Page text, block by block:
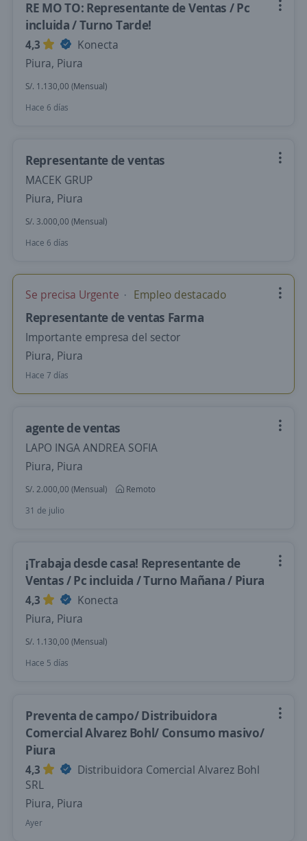
RE MO TO: Representante de Ventas / Pc
incluida / Turno Tarde!
4,3
Konecta
Piura, Piura
S/. 1.130,00 (Mensual)
Hace 6 días
Representante de ventas
MACEK GRUP
Piura, Piura
S/. 3.000,00 (Mensual)
Hace 6 días
Se precisa Urgente Empleo destacado
Representante de ventas Farma
Importante empresa del sector
Piura, Piura
Hace 7 días
agente de ventas
LAPO INGA ANDREA SOFIA
Piura, Piura
S/. 2.000,00 (Mensual)
Remoto
31 de julio
¡Trabaja desde casa! Representante de
Ventas / Pc incluida / Turno Mañana / Piura
4,3
Konecta
Piura, Piura
S/. 1.130,00 (Mensual)
Hace 5 días
Preventa de campo/ Distribuidora
Comercial Alvarez Bohl/ Consumo masivo/
Piura
4,3
Distribuidora Comercial Alvarez Bohl
SRL
Piura, Piura
Ayer